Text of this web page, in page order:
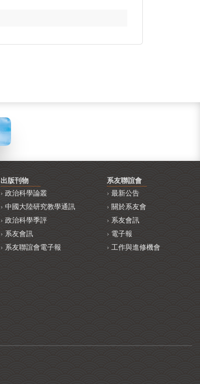
出版刊物
政治科學論叢
中國大陸研究教學通訊
政治科學季評
系友會訊
系友聯誼會電子報
系友聯誼會
最新公告
關於系友會
系友會訊
電子報
工作與進修機會